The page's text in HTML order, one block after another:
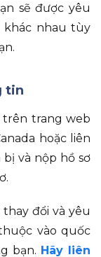
sẽ được yêu
khác nhau tùy
tin
trên trang web
hoặc liên
và nộp hồ sơ
đổi và yêu
vào quốc
bạn. Hãy liên